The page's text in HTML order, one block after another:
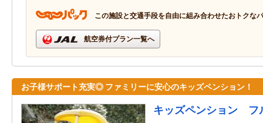
この施設と交通手段を自由に組み合わせたおトクな
航空券付プラン一覧へ
お子様サポート充実◎ ファミリーに安心のキッズペンション！
キッズペンション フ